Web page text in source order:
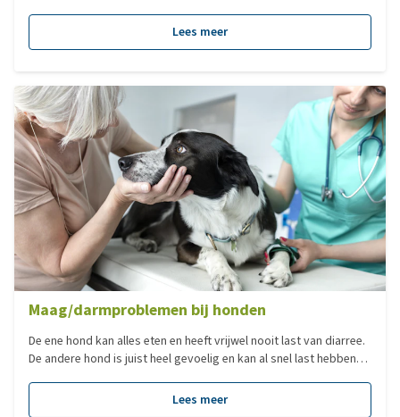
blog lees je alles over de Giardia parasiet, klachten bij de kat en
hoe dit bewezen en behandeld kan worden.
Lees meer
Maag/darmproblemen bij honden
De ene hond kan alles eten en heeft vrijwel nooit last van diarree.
De andere hond is juist heel gevoelig en kan al snel last hebben
hond is regelmatig de oorzaak van verschillende aandoeningen.
Welke veelvoorkomende problemen worden veroorzaakt door
Lees meer